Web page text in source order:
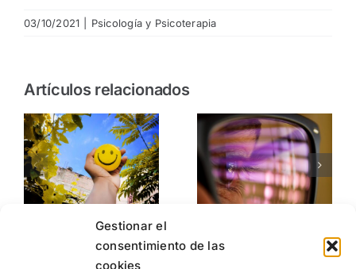
Gestionar el
consentimiento de las
cookies
03/10/2021 Psicología y Psicoterapia
Artículos relacionados
Si algo o
alguien
apaga tu
luz,
recuerda lo
siguiente…
Lo que se
supone
que es la
vida… lo
que